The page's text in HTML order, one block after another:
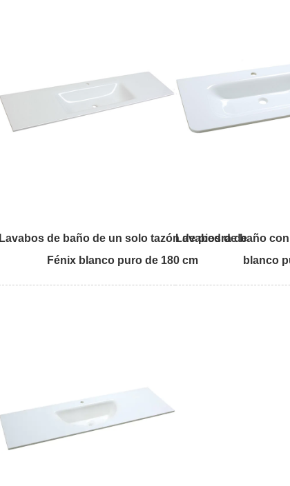
Lavabos de baño de un solo tazón de piedra de
Fénix blanco puro de 180 cm
Lavabos de baño
blanco